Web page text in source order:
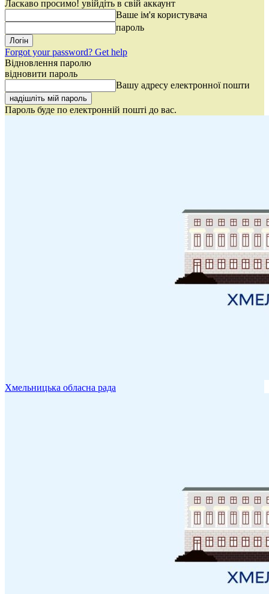
Ласкаво просимо! увійдіть в свій аккаунт
Ваше ім'я користувача
пароль
Forgot your password? Get help
Відновлення паролю
відновити пароль
Вашу адресу електронної пошти
Пароль буде по електронній пошті до вас.
Хмельницька обласна рада